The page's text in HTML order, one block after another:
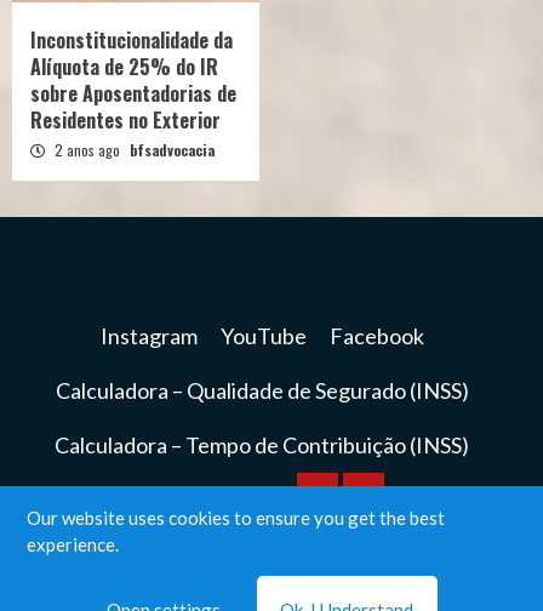
Inconstitucionalidade da
Alíquota de 25% do IR
sobre Aposentadorias de
Residentes no Exterior
2 anos ago bfsadvocacia
Instagram YouTube Facebook
Calculadora – Qualidade de Segurado (INSS)
Calculadora – Tempo de Contribuição (INSS)
InstagramYouTubeFacebook
CalculadoraCalculadora
BFS Advocacia© Todos os direitos reservados.
Our website uses cookies to ensure you get the best
experience.